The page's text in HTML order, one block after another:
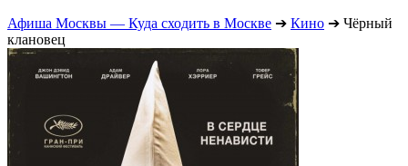
Афиша Москвы — Куда сходить в Москве ➔ Кино ➔ Чёрный
клановец